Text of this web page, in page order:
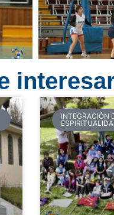
INTEGRACIÓN